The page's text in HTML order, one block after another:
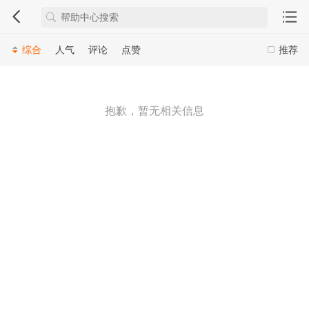
推荐
综合 人气 评论 点赞
抱歉，暂无相关信息